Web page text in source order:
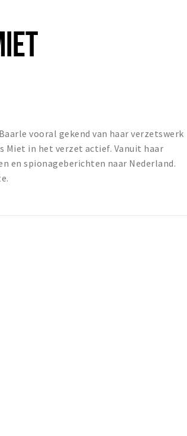
vooral gekend van haar verzetswerk
Miet in het verzet actief. Vanuit haar
en spionageberichten naar Nederland.